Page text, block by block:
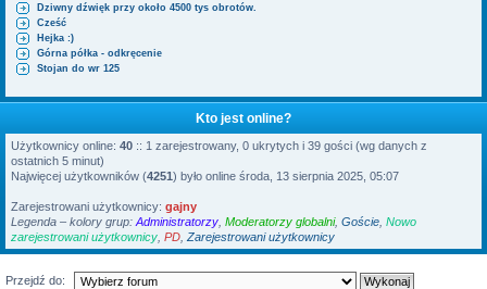
Dziwny dźwięk przy około 4500 tys obrotów.
Cześć
Hejka :)
Górna półka - odkręcenie
Stojan do wr 125
Kto jest online?
Użytkownicy online: 40 :: 1 zarejestrowany, 0 ukrytych i 39 gości (wg danych z
ostatnich 5 minut)
Najwięcej użytkowników (4251 ) było online środa, 13 sierpnia 2025, 05:07
Zarejestrowani użytkownicy: gajny
Legenda – kolory grup: Administratorzy Moderatorzy globalni, Goście Nowo
zarejestrowani użytkownicy PD Zarejestrowani użytkownicy
Przejdź do: